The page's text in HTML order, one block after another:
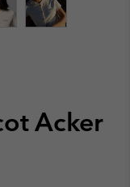
Acker